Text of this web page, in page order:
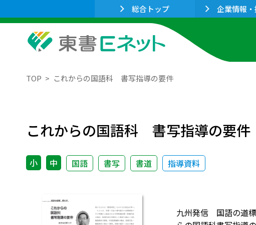
総合トップ 企業情報
TOP これからの国語科 書写指導の要件
これからの国語科 書写指導の要件
小 中 国語 書写 書道 指導資料
九州発信 国語の道標